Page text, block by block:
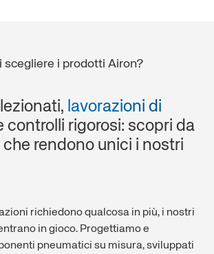
scegliere i prodotti Airon?
lavorazioni di
controlli rigorosi: scopri da
rendono unici i nostri
richiedono qualcosa in più, i nostri
in gioco. Progettiamo e
pneumatici su misura, sviluppati